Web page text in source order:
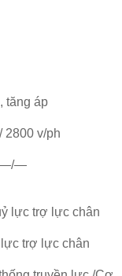
tăng áp
2800 v/ph
—/—
lực trợ lực chân
lực trợ lực chân